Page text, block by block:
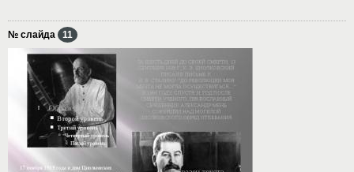
№ слайда 11